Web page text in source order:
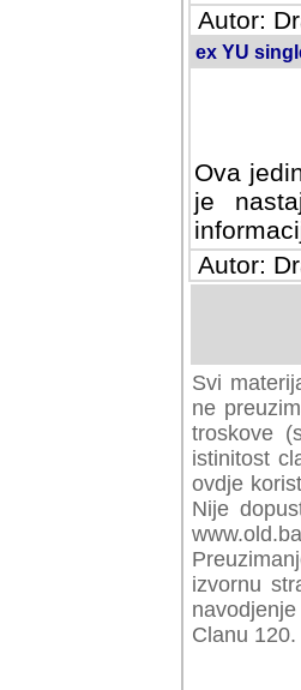
Autor:
ex YU
Ova
je
Autor:
Svi
troskove
istinitost
ovdje
Nije
izvornu
Clanu